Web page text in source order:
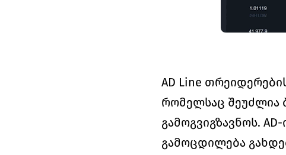
AD Line
რომელსაც შეუძლია
გამოგვიგზავნოს.
გამოცდილება